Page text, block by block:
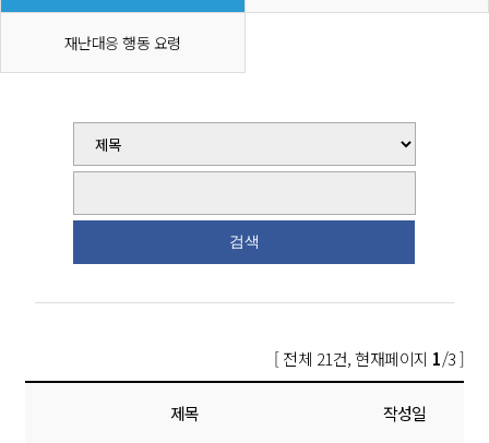
재난대응 행동 요령
[ 전체 21건, 현재페이지 1/3 ]
제목 작성일